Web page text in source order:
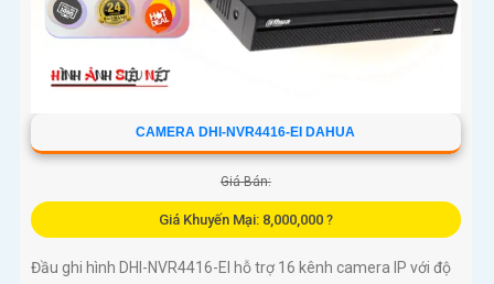
CAMERA DHI-NVR4416-EI DAHUA
Giá Bán:
Giá Khuyến Mại: 8,000,000 ?
Đầu ghi hình DHI-NVR4416-EI hỗ trợ 16 kênh camera IP với độ